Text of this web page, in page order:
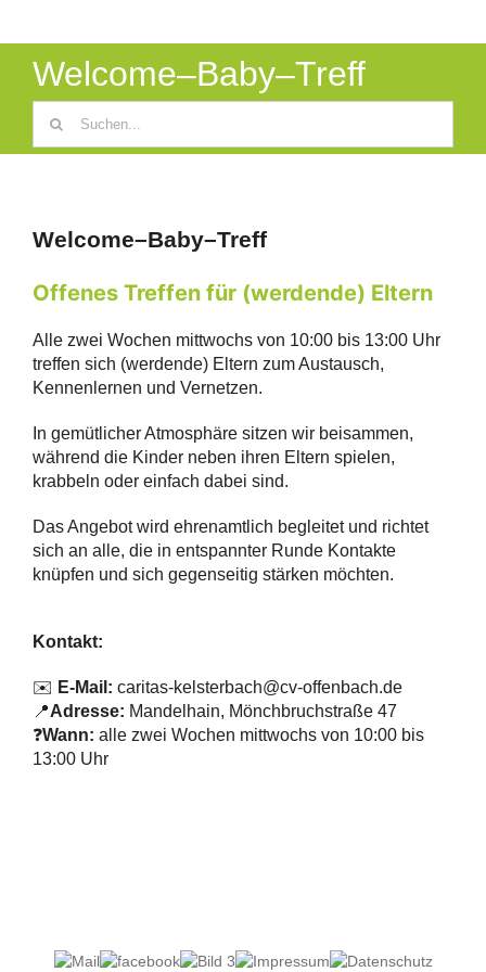
Welcome–Baby–Treff
nach:
Welcome–Baby–Treff
Offenes Treffen für (werdende) Eltern
Alle zwei Wochen mittwochs von 10:00 bis 13:00 Uhr
treffen sich (werdende) Eltern zum Austausch,
Kennenlernen und Vernetzen.
In gemütlicher Atmosphäre sitzen wir beisammen,
während die Kinder neben ihren Eltern spielen,
krabbeln oder einfach dabei sind.
Das Angebot wird ehrenamtlich begleitet und richtet
sich an alle, die in entspannter Runde Kontakte
knüpfen und sich gegenseitig stärken möchten.
Kontakt:
✉️ E-Mail: caritas-kelsterbach@cv-offenbach.de
📍Adresse: Mandelhain, Mönchbruchstraße 47
❓Wann: alle zwei Wochen mittwochs von 10:00 bis
13:00 Uhr